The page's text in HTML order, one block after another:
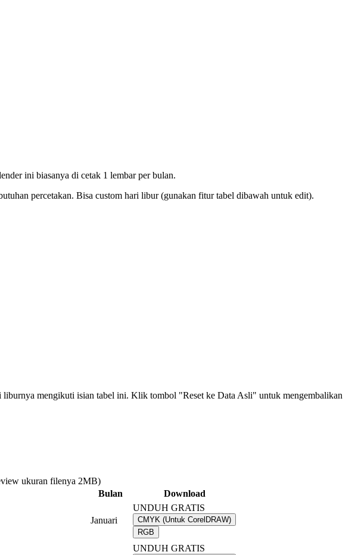
ini biasanya di cetak 1 lembar per bulan.
percetakan. Bisa custom hari libur (gunakan fitur tabel dibawah untuk edit).
mengikuti isian tabel ini. Klik tombol "Reset ke Data Asli" untuk mengembalikan
ukuran filenya 2MB)
Bulan Download
Januari
UNDUH GRATIS
CMYK (Untuk CorelDRAW)
RGB
UNDUH GRATIS